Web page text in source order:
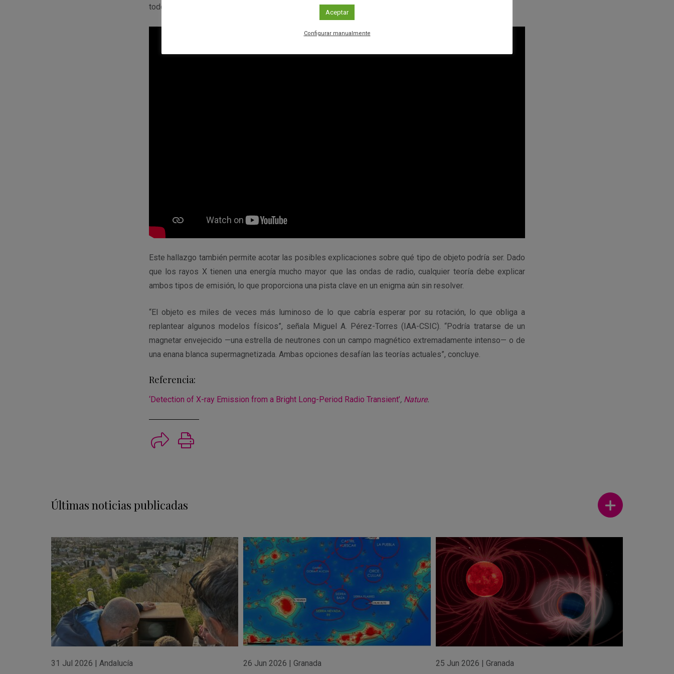
todo el mundo con conocimientos diferentes y complementarios”, añade Rea.
Este hallazgo también permite acotar las posibles explicaciones sobre qué tipo de objeto podría ser. Dado
que los rayos X tienen una energía mucho mayor que las ondas de radio, cualquier teoría debe explicar
ambos tipos de emisión, lo que proporciona una pista clave en un enigma aún sin resolver.
“El objeto es miles de veces más luminoso de lo que cabría esperar por su rotación, lo que obliga a
replantear algunos modelos físicos”, señala Miguel A. Pérez-Torres (IAA-CSIC). “Podría tratarse de un
magnetar envejecido —una estrella de neutrones con un campo magnético extremadamente intenso— o de
una enana blanca supermagnetizada. Ambas opciones desafían las teorías actuales”, concluye.
Referencia:
‘Detection of X-ray Emission from a Bright Long-Period Radio Transient’, Nature.
Últimas noticias publicadas
Ver más
31 Jul 2026 Andalucía 26 Jun 2026 |Granada 25 Jun 2026 Granada
Aceptar
Configurar manualmente